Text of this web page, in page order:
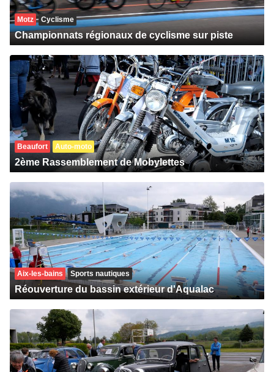
Motz Cyclisme
Championnats régionaux de cyclisme sur piste
Beaufort Auto-moto
2ème Rassemblement de Mobylettes
Aix-les-bains Sports nautiques
Réouverture du bassin extérieur d'Aqualac